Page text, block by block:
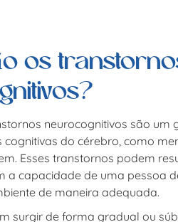
os
neurocognitivos são um
do cérebro, como
Esses transtornos podem
a capacidade de uma pessoa
de maneira adequada.
surgir de forma gradual ou